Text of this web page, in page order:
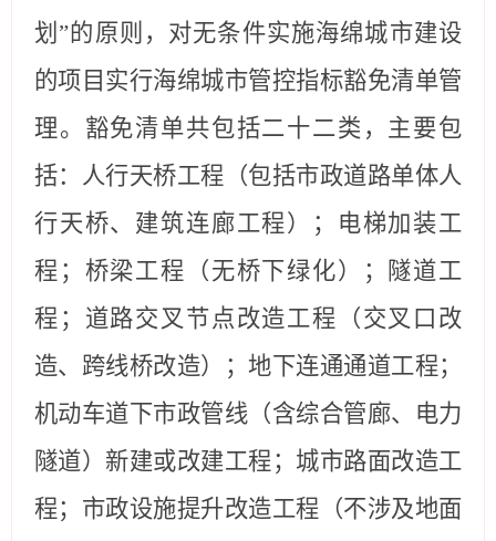
划”的原则，对无条件实施海绵城市建设
的项目实行海绵城市管控指标豁免清单管
理。豁免清单共包括二十二类，主要包
括：
人行天桥工程（包括市政道路单体人
行天桥、建筑连廊工程）
；电梯加装工
程； 桥梁工程（无桥下绿化）
；隧道工
程；
道路交叉节点改造工程（交叉口改
造、跨线桥改造）
；地下连通通道工程；
机动车道下市政管线（含综合管廊、电力
隧道）新建或改建工程；城市路面改造工
程； 市政设施提升改造工程（不涉及地面